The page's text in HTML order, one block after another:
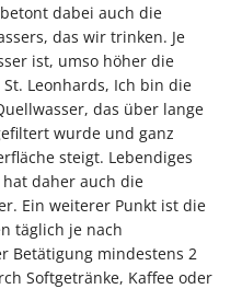
dabei auch die
das wir trinken. Je
ist, umso höher die
Leonhards, Ich bin die
das über lange
wurde und ganz
steigt. Lebendiges
daher auch die
Ein weiterer Punkt ist die
täglich je nach
Betätigung mindestens 2
Softgetränke, Kaffee oder